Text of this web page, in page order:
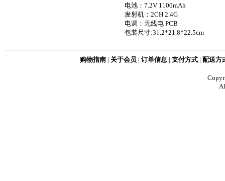
电池：7.2V 1100mAh
发射机：2CH 2.4G
电调：无线电 PCB
包装尺寸:31.2*21.8*22.5cm
购物指南 | 关于会员 | 订单信息 | 支付方式 | 配送方